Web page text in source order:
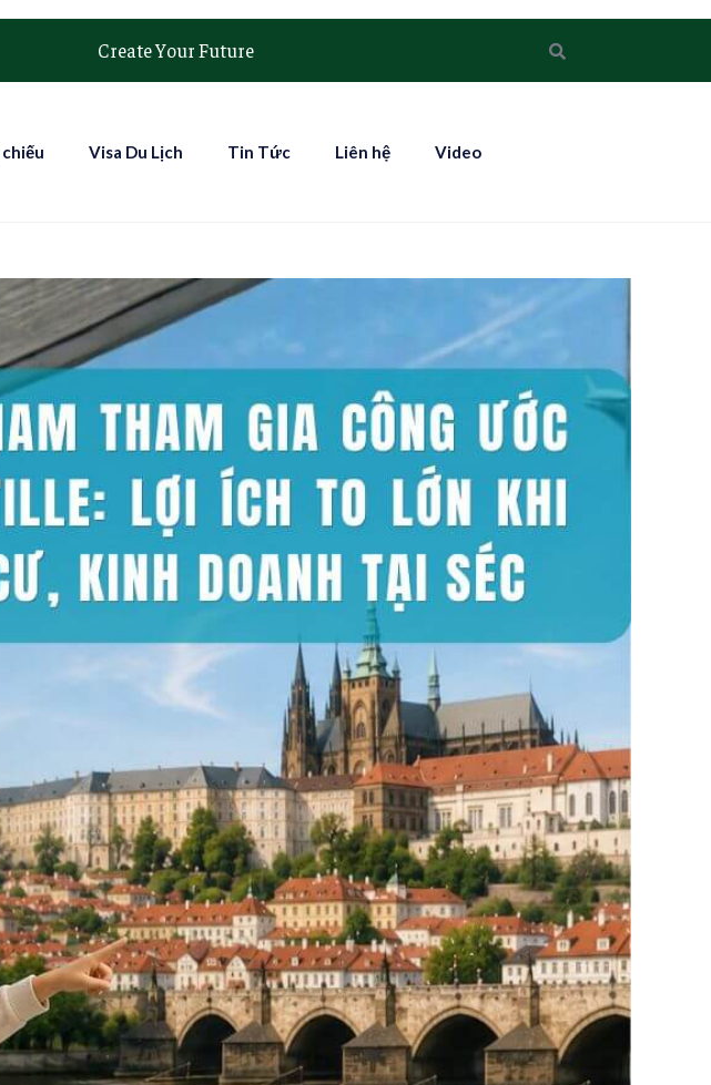
Create Your Future
chiếu Visa Du Lịch Tin Tức Liên hệ Video